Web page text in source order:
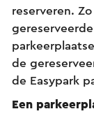
reserveren.
de
de Easypark
Een